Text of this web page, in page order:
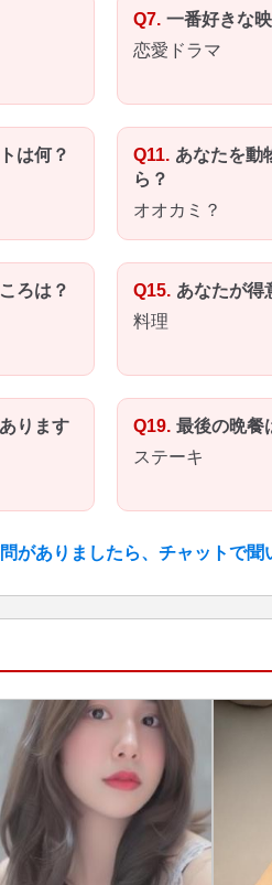
一番好きな
恋愛ドラマ
は何？
あなたを動
ら？
オオカミ？
ろは？
あなたが得
料理
ります
最後の晩餐
ステーキ
がありましたら、チャットで聞